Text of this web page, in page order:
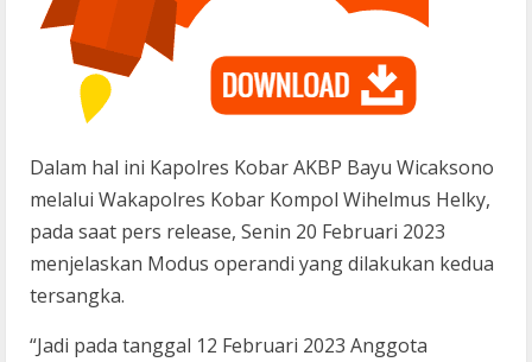
Dalam hal ini Kapolres Kobar AKBP Bayu Wicaksono
melalui Wakapolres Kobar Kompol Wihelmus Helky,
pada saat pers release, Senin 20 Februari 2023
menjelaskan Modus operandi yang dilakukan kedua
tersangka.
“Jadi pada tanggal 12 Februari 2023 Anggota